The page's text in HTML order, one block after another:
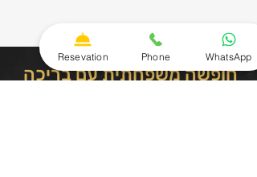
Resevation Phone WhatsApp